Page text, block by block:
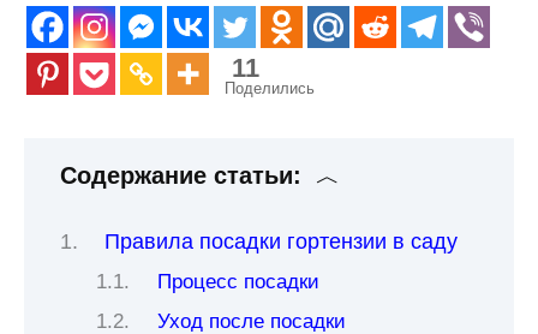
11
Поделились
Содержание статьи:
Правила посадки гортензии в саду
Процесс посадки
Уход после посадки